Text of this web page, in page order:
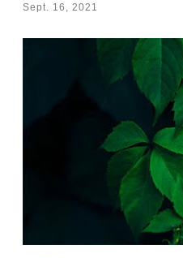
Sept. 16, 2021